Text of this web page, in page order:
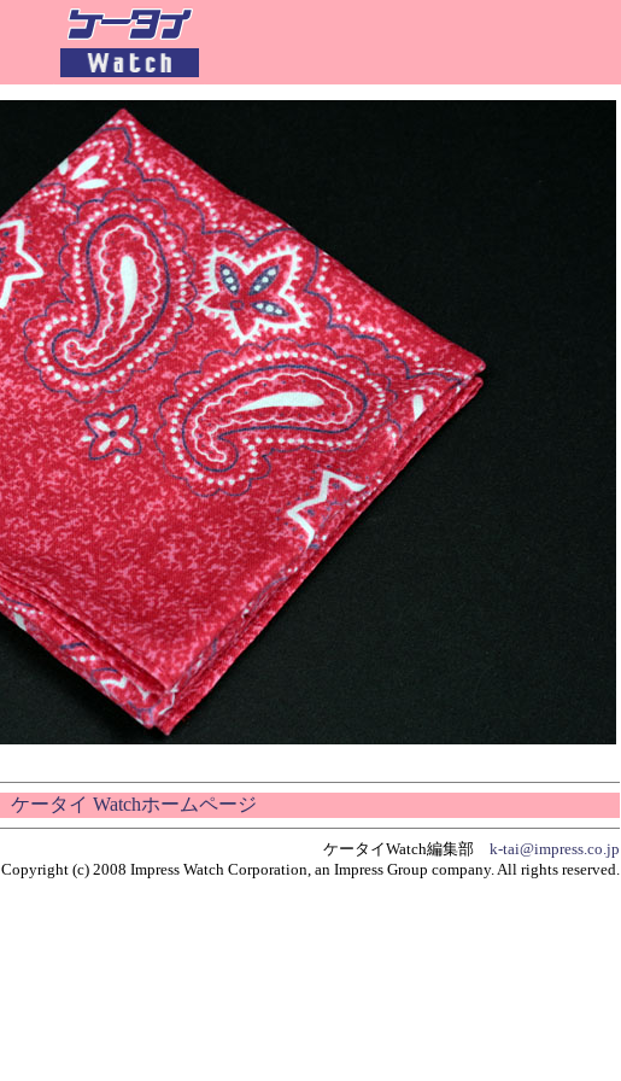
ケータイ Watchホームページ
ケータイWatch編集部 k-tai@impress.co.jp
Copyright (c) 2008 Impress Watch Corporation, an Impress Group company. All rights reserved.